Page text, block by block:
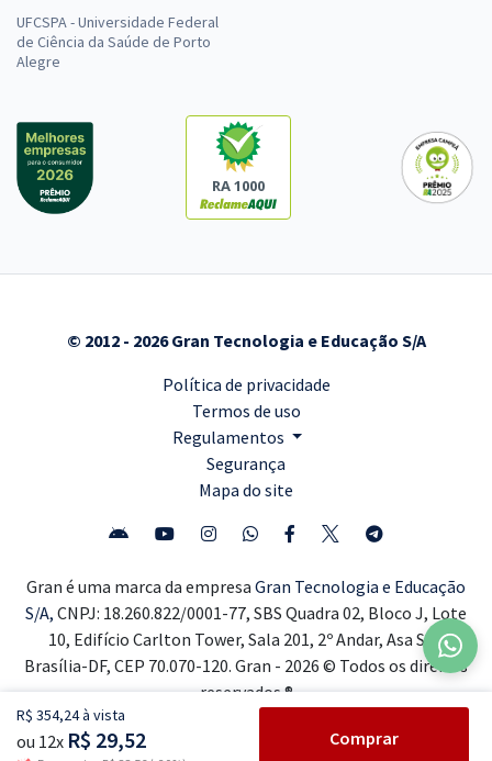
R$ 354,24 à vista
ou 12x R$ 29,52 Comprar
UFCSPA - Universidade Federal
de Ciência da Saúde de Porto
Alegre
RA 1000
© 2012 - 2026 Gran Tecnologia e Educação S/A
Política de privacidade
Termos de uso
Regulamentos
Segurança
Mapa do site
Gran é uma marca da empresa Gran Tecnologia e Educação
S/A, CNPJ: 18.260.822/0001-77, SBS Quadra 02, Bloco J, Lote
10, Edifício Carlton Tower, Sala 201, 2º Andar, Asa Sul,
Brasília-DF, CEP 70.070-120. Gran - 2026 © Todos os direitos
reservados ®